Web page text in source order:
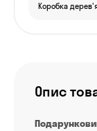
Коробка
Опис